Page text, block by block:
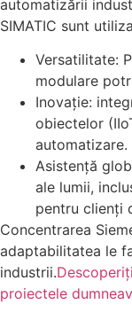
automatizării
SIMATIC sunt
Versatilitate:
modulare
Inovație:
obiectelor
automatizare.
Asistență
ale lumii,
pentru clienți
Concentrarea
adaptabilitatea le
industrii.
proiectele